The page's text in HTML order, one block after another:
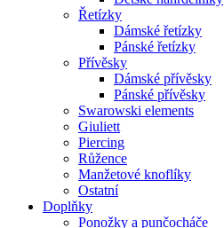
Řetízky
Dámské řetízky
Pánské řetízky
Přívěsky
Dámské přívěsky
Pánské přívěsky
Swarowski elements
Giuliett
Piercing
Růžence
Manžetové knoflíky
Ostatní
Doplňky
Ponožky a punčocháče